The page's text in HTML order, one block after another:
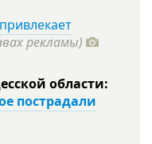
рекламы)
области:
пострадали